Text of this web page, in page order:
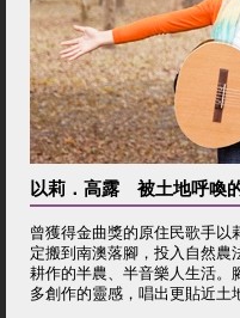
以莉．高露 被土地呼喚
曾獲得金曲獎的原住民歌手以
定搬到南澳落腳，投入自然農
耕作的半農、半音樂人生活。
多創作的靈感，唱出更貼近土